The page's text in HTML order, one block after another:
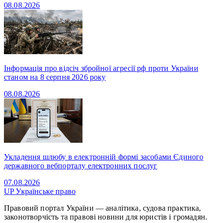
08.08.2026
Інформація про відсіч збройної агресії рф проти України
станом на 8 серпня 2026 року
08.08.2026
Укладення шлюбу в електронній формі засобами Єдиного
державного вебпорталу електронних послуг
07.08.2026
UPУкраїнське право
Правовий портал України — аналітика, судова практика,
законотворчість та правові новини для юристів і громадян.